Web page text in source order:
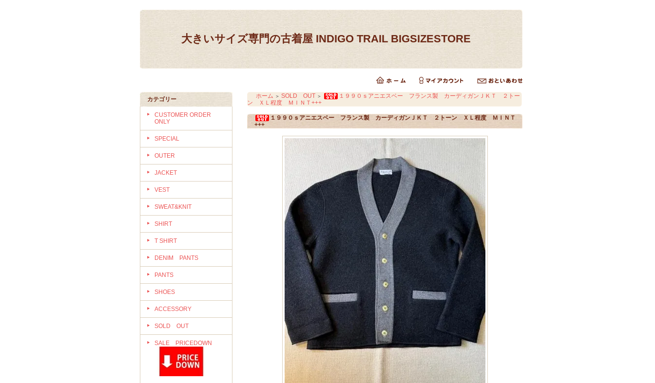
大きいサイズ専門の古着屋 INDIGO TRAIL BIGSIZESTORE
カテゴリー
CUSTOMER ORDER
ONLY
SPECIAL
OUTER
JACKET
VEST
SWEAT&KNIT
SHIRT
T SHIRT
DENIM PANTS
PANTS
SHOES
ACCESSORY
SOLD OUT
SALE PRICEDOWN
ホーム ＞ SOLD OUT ＞
１９９０ｓアニエスベー フランス製 カーディガンＪＫＴ ２トー
ン ＸＬ程度 ＭＩＮＴ+++
１９９０ｓアニエスベー フランス製 カーディガンＪＫＴ ２トーン ＸＬ程度 ＭＩＮＴ
+++